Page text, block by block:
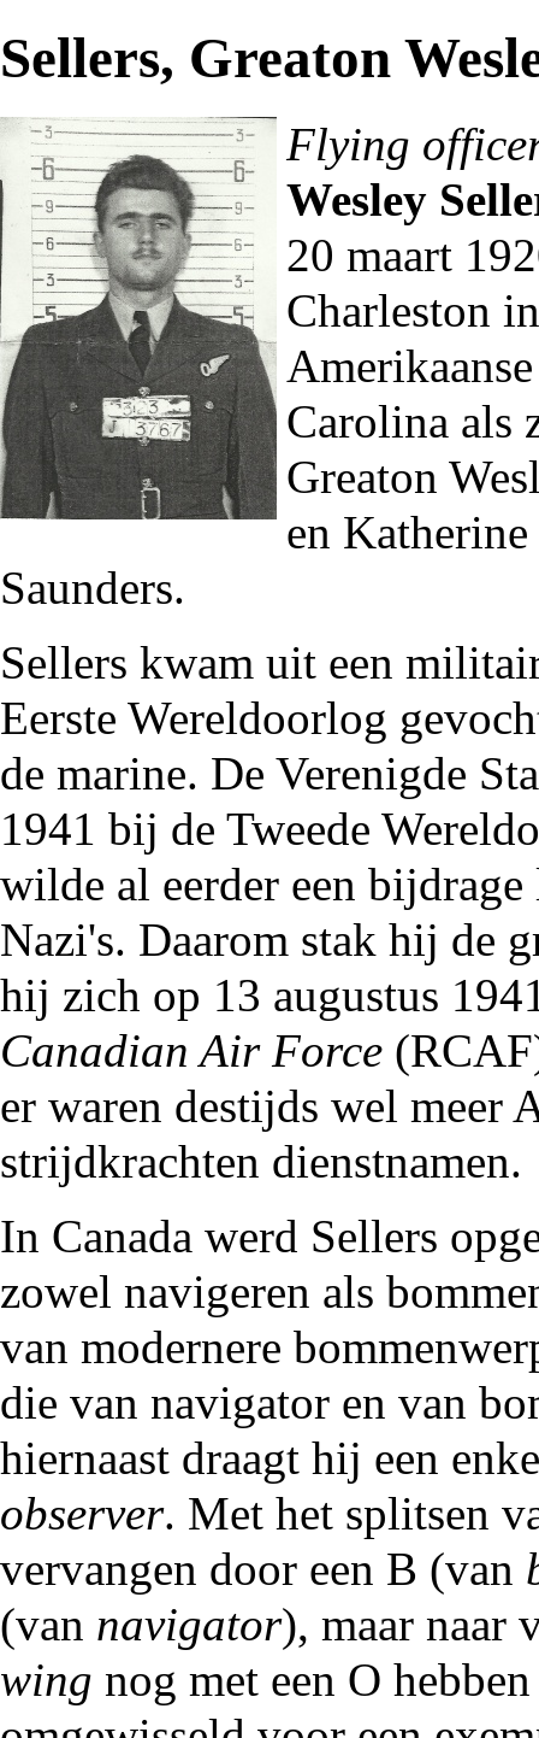
Sellers, Greaton
Flying
Wesley
20 maart
Charleston
Carolina als
Greaton
en
Saunders.
Sellers kwam uit een
Eerste Wereldoorlog
de marine. De Verenigde
1941 bij de Tweede
wilde al eerder een
Nazi's. Daarom stak hij de
hij zich op 13 augustus
Canadian Air Force
er waren destijds wel meer
strijdkrachten dienstnamen.
In Canada werd Sellers
zowel navigeren als
van modernere
die van navigator en van
hiernaast draagt hij een
observer. Met het splitsen
vervangen door een B (van
(van navigator), maar naar
wing nog met een O